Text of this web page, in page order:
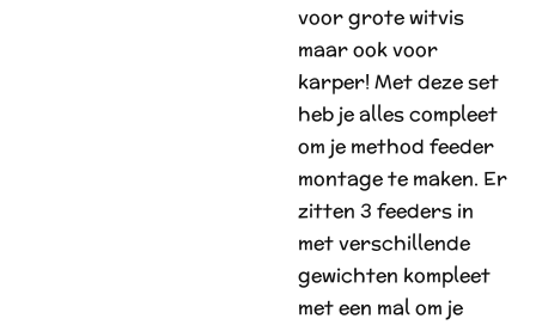
voor grote witvis
maar ook voor
karper! Met deze set
heb je alles compleet
om je method feeder
montage te maken. Er
zitten 3 feeders in
met verschillende
gewichten kompleet
met een mal om je